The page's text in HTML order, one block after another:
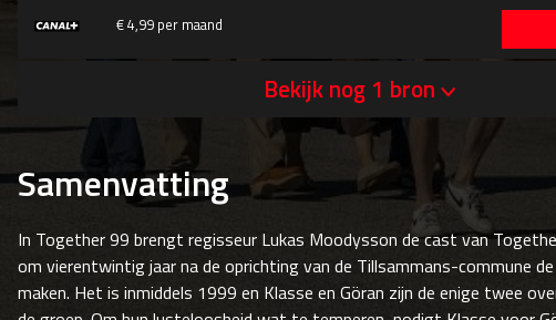
€ 4,99 per maand
Bekijk nog 1 bron
Samenvatting
In Together 99 brengt regisseur Lukas Moodysson de cast van
om vierentwintig jaar na de oprichting van de Tillsammans-commune
maken. Het is inmiddels 1999 en Klasse en Göran zijn de enige twee